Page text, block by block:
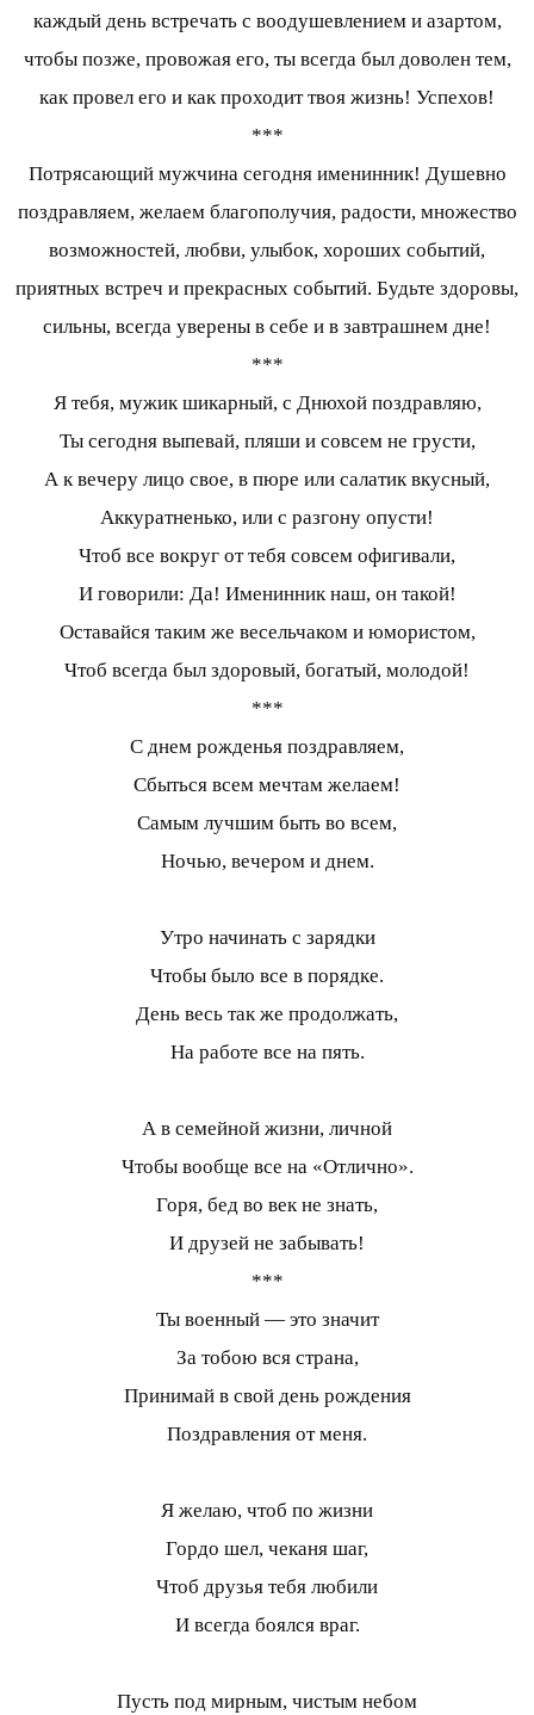
каждый день встречать с воодушевлением и азартом,
чтобы позже, провожая его, ты всегда был доволен тем,
как провел его и как проходит твоя жизнь! Успехов!
***
Потрясающий мужчина сегодня именинник! Душевно
поздравляем, желаем благополучия, радости, множество
возможностей, любви, улыбок, хороших событий,
приятных встреч и прекрасных событий. Будьте здоровы,
сильны, всегда уверены в себе и в завтрашнем дне!
***
Я тебя, мужик шикарный, с Днюхой поздравляю,
Ты сегодня выпевай, пляши и совсем не грусти,
А к вечеру лицо свое, в пюре или салатик вкусный,
Аккуратненько, или с разгону опусти!
Чтоб все вокруг от тебя совсем офигивали,
И говорили: Да! Именинник наш, он такой!
Оставайся таким же весельчаком и юмористом,
Чтоб всегда был здоровый, богатый, молодой!
***
С днем рожденья поздравляем,
Сбыться всем мечтам желаем!
Самым лучшим быть во всем,
Ночью, вечером и днем.
Утро начинать с зарядки
Чтобы было все в порядке.
День весь так же продолжать,
На работе все на пять.
А в семейной жизни, личной
Чтобы вообще все на «Отлично».
Горя, бед во век не знать,
И друзей не забывать!
***
Ты военный — это значит
За тобою вся страна,
Принимай в свой день рождения
Поздравления от меня.
Я желаю, чтоб по жизни
Гордо шел, чеканя шаг,
Чтоб друзья тебя любили
И всегда боялся враг.
Пусть под мирным, чистым небом